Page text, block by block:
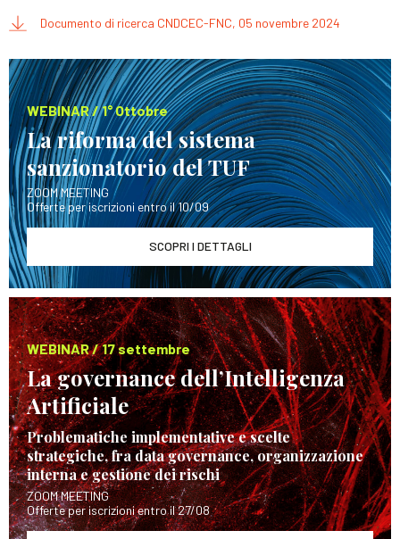
Documento di ricerca CNDCEC-FNC, 05 novembre 2024
WEBINAR / 1° Ottobre
La riforma del sistema
sanzionatorio del TUF
ZOOM MEETING
Offerte per iscrizioni entro il 10/09
SCOPRI I DETTAGLI
WEBINAR / 17 settembre
La governance dell’Intelligenza
Artificiale
Problematiche implementative e scelte
strategiche, fra data governance, organizzazione
interna e gestione dei rischi
ZOOM MEETING
Offerte per iscrizioni entro il 27/08